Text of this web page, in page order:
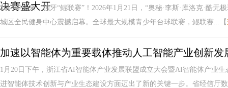
决赛盛大开
我们即未来，独牙“鲲联赛”！2026年1月21日，“奥秘·李斯·库洛克·酷无
城区全民健身中心震撼启幕。全球最大规模青少年台球联赛，鲲联赛...【
加速以智能体为重要载体推动人工智能产业创新
1月20日下午，浙江省AI智能体产业发展联盟成立大会暨AI智能体产业
进智能体技术创新与产业生态建设方面迈出了新的关键一步。省经信厅